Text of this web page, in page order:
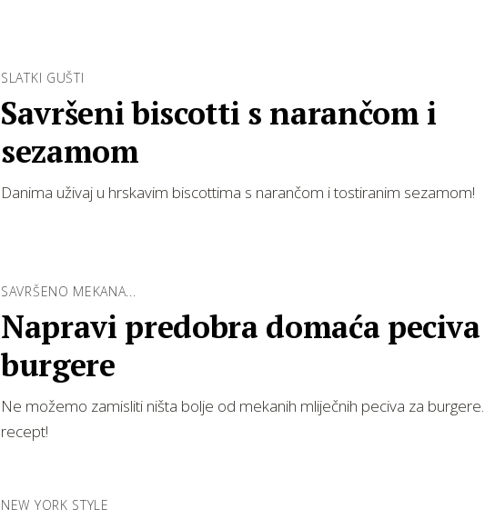
SLATKI GUŠTI
Savršeni biscotti s narančom i
sezamom
Danima uživaj u hrskavim biscottima s narančom i tostiranim sezamom!
SAVRŠENO MEKANA...
Napravi predobra domaća peciva
burgere
Ne možemo zamisliti ništa bolje od mekanih mliječnih peciva za
recept!
NEW YORK STYLE